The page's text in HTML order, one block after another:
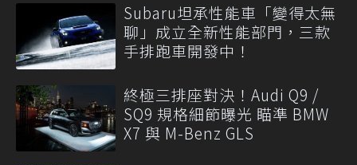
Subaru坦承性能車「變得太無
聊」成立全新性能部門，三款
手排跑車開發中！
終極三排座對決！Audi Q9 /
SQ9 規格細節曝光 瞄準 BMW
X7 與 M-Benz GLS